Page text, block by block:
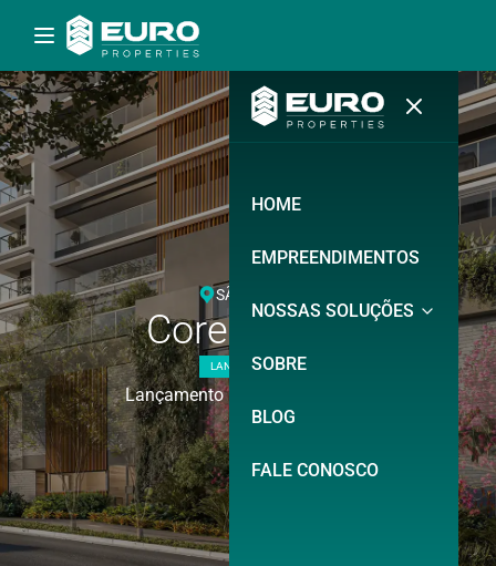
HOME
EMPREENDIMENTOS
NOSSAS SOLUÇÕES
SOBRE
BLOG
FALE CONOSCO
SÃO PAULO
Core Klabin
LANÇAMENTO
Lançamento na Chácara Klabin